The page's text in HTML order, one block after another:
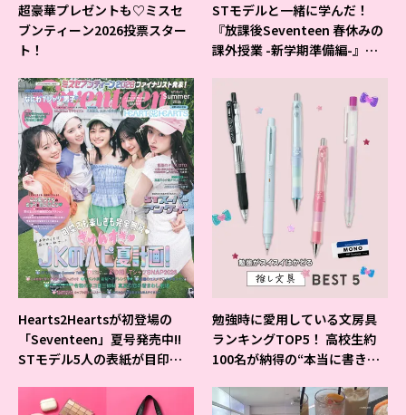
超豪華プレゼントも♡ミスセ
ブンティーン2026投票スター
ト！
STモデルと一緒に学んだ！
『放課後Seventeen 春休みの
課外授業 -新学期準備編-』イ
Hearts2Heartsが初登場の
「Seventeen」夏号発売中!!
STモデル5人の表紙が目印だ
勉強時に愛用している文房具
ランキングTOP5！ 高校生約
100名が納得の“本当に書きや